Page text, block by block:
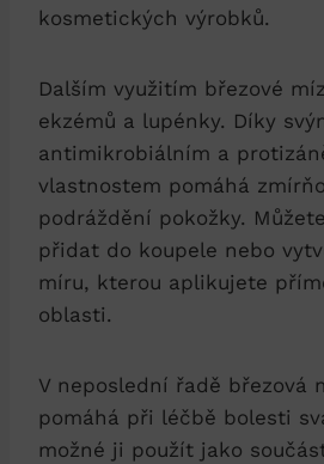
kosmetických výrobků.
Dalším využitím březové
ekzémů a lupénky. Díky
antimikrobiálním a
vlastnostem pomáhá
podráždění pokožky.
přidat do koupele nebo
míru, kterou aplikujete
oblasti.
V neposlední řadě březová
pomáhá při léčbě bolesti
možné ji použít jako